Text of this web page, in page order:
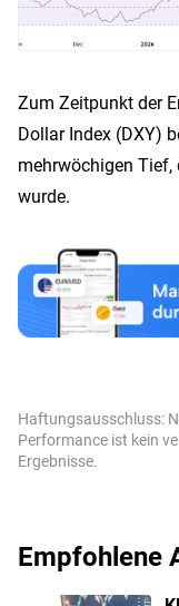
Zum Zeitpunkt der
Dollar Index (DXY)
mehrwöchigen
wurde.
Haftungsausschluss:
Performance ist kein
Ergebnisse.
Empfohlene